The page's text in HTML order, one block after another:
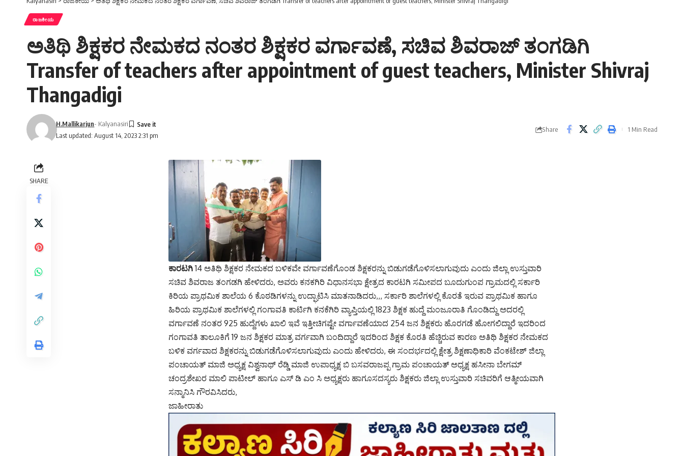
ರಾಜಕೀಯ
ಅತಿಥಿ ಶಿಕ್ಷಕರ ನೇಮಕದ ನಂತರ ಶಿಕ್ಷಕರ ವರ್ಗಾವಣೆ, ಸಚಿವ ಶಿವರಾಜ್ ತಂಗಡಿಗಿ
Transfer of teachers after appointment of guest teachers, Minister Shivraj
Thangadigi
Last updated: August 14, 2023 2:31 pm
H.Mallikarjun- Kalyanasiri
Share 1 Min Read
SHARE
ಕಾರಟಗಿ14 ಅತಿಥಿ ಶಿಕ್ಷಕರ ನೇಮಕದ ಬಳಿಕವೇ ವರ್ಗಾವಣೆಗೊಂಡ ಶಿಕ್ಷಕರನ್ನು ಬಿಡುಗಡೆಗೊಳಿಸಲಾಗುವುದು ಎಂದು ಜಿಲ್ಲಾ ಉಸ್ತುವಾರಿ
ಸಚಿವ ಶಿವರಾಜ ತಂಗಡಗಿ ಹೇಳಿದರು, ಅವರು ಕನಕಗಿರಿ ವಿಧಾನಸಭಾ ಕ್ಷೇತ್ರದ ಕಾರಟಗಿ ಸಮೀಪದ ಬೂದುಗುಂಪ ಗ್ರಾಮದಲ್ಲಿ ಸರ್ಕಾರಿ
ಕಿರಿಯ ಪ್ರಾಥಮಿಕ ಶಾಲೆಯ 6 ಕೊಠಡಿಗಳನ್ನು ಉದ್ಘಾಟಿಸಿ ಮಾತನಾಡಿದರು,,, ಸರ್ಕಾರಿ ಶಾಲೆಗಳಲ್ಲಿ ಕೊರತೆ ಇರುವ ಪ್ರಾಥಮಿಕ ಹಾಗೂ
ಹಿರಿಯ ಪ್ರಾಥಮಿಕ ಶಾಲೆಗಳಲ್ಲಿ ಗಂಗಾವತಿ ಕಾರ್ಟಿಗಿ ಕನಕೆಗಿರಿ ವ್ಯಾಪ್ತಿಯಲ್ಲಿ 1823 ಶಿಕ್ಷಕ ಹುದ್ದೆ ಮಂಜೂರಾತಿ ಗೊಂಡಿದ್ದು ಅದರಲ್ಲಿ
ವರ್ಗಾವಣೆ ನಂತರ 925 ಹುದ್ದೆಗಳು ಖಾಲಿ ಇವೆ ಇತ್ತೀಚಿಗಷ್ಟೇ ವರ್ಗಾವಣೆಯಾದ 254 ಜನ ಶಿಕ್ಷಕರು ಹೊರಗಡೆ ಹೋಗಲಿದ್ದಾರೆ ಇದರಿಂದ
ಗಂಗಾವತಿ ತಾಲೂಕಿಗೆ 19 ಜನ ಶಿಕ್ಷಕರ ಮಾತ್ರ ವರ್ಗವಾಗಿ ಬಂದಿದ್ದಾರೆ ಇದರಿಂದ ಶಿಕ್ಷಕ ಕೊರತಿ ಹೆಚ್ಚಿರುವ ಕಾರಣ ಅತಿಥಿ ಶಿಕ್ಷಕರ ನೇಮಕದ
ಬಳಿಕ ವರ್ಗವಾದ ಶಿಕ್ಷಕರನ್ನು ಬಿಡುಗಡೆಗೊಳಿಸಲಾಗುವುದು ಎಂದು ಹೇಳಿದರು, ಈ ಸಂದರ್ಭದಲ್ಲಿ ಕ್ಷೇತ್ರ ಶಿಕ್ಷಣಾಧಿಕಾರಿ ವೆಂಕಟೇಶ್ ಜಿಲ್ಲಾ
ಪಂಚಾಯತ್ ಮಾಜಿ ಅಧ್ಯಕ್ಷ ವಿಶ್ವನಾಥ್ ರೆಡ್ಡಿ ಮಾಜಿ ಉಪಾಧ್ಯಕ್ಷ ಬಿ ಬಸವರಾಜಪ್ಪ ಗ್ರಾಮ ಪಂಚಾಯತ್ ಅಧ್ಯಕ್ಷ ಹಸೀನಾ ಬೇಗಮ್
ಚಂದ್ರಶೇಖರ ಮಾಲಿ ಪಾಟೀಲ್ ಹಾಗೂ ಎಸ್ ಡಿ ಎಂ ಸಿ ಅಧ್ಯಕ್ಷರು ಹಾಗೂಸದಸ್ಯರು ಶಿಕ್ಷಕರು ಜಿಲ್ಲಾ ಉಸ್ತುವಾರಿ ಸಚಿವರಿಗೆ ಆತ್ಮೀಯವಾಗಿ
ಸನ್ಮಾನಿಸಿ ಗೌರವಿಸಿದರು,
ಜಾಹೀರಾತು